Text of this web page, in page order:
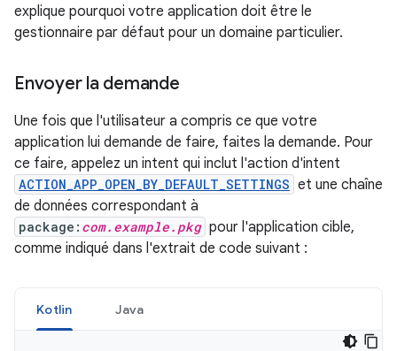
explique pourquoi votre application doit être le
gestionnaire par défaut pour un domaine particulier.
Envoyer la demande
Une fois que l'utilisateur a compris ce que votre
application lui demande de faire, faites la demande. Pour
ce faire, appelez un intent qui inclut l'action d'intent
ACTION_APP_OPEN_BY_DEFAULT_SETTINGS et une chaîne
de données correspondant à
package: com.example.pkg pour l'application cible,
comme indiqué dans l'extrait de code suivant :
Kotlin Java